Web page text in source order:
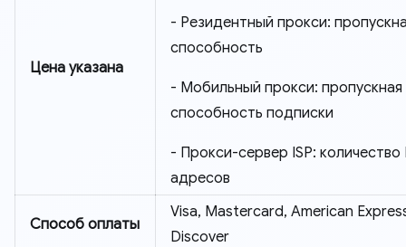
Цена указана
- Резидентный прокси:
способность
- Мобильный прокси: пропускная
способность подписки
- Прокси-сервер ISP: количество
адресов
Способ оплаты
Visa, Mastercard, American
Discover